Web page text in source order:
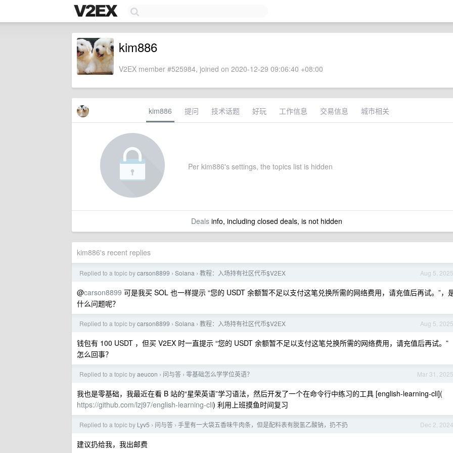
kim886
V2EX member #525984, joined on 2020-12-29 09:06:40 +08:00
kim886 提问 技术话题 好玩 工作信息 交易信息 城市相关
Per kim886's settings, the topics list is hidden
Dealsinfo, including closed deals, is not hidden
kim886's recent replies
Aug 5, 2025
Replied to a topic bycarson8899 › Solana › 教程：入场持有社区代币$V2EX
@carson8899 可是我买 SOL 也一样提示 “您的 USDT 余额暂不足以支付这笔兑换所需的网络费用，请充值后再试。”，
什么问题呢？
Aug 5, 2025
Replied to a topic bycarson8899 › Solana › 教程：入场持有社区代币$V2EX
钱包有 100 USDT ，但买 V2EX 时一直提示 “您的 USDT 余额暂不足以支付这笔兑换所需的网络费用，请充值后再试。”
怎么回事？
Mar 31, 2025
Replied to a topic byaeucon › 问与答 › 零基础怎么学学位英语？
我也是零基础，我最近在看 B 站的“星荣英语”学习语法，然后开发了一个在命令行中练习的工具 [english-learning-cli](
https://github.com/lzj97/english-learning-cli) 利用上班摸鱼时间复习
Dec 2, 2024
Replied to a topic by Lyv5 › 问与答 › 手里有一大袋五香味牛肉条，但是配料表有脱氢乙酸钠，扔不扔
建议扔给我，我出邮费